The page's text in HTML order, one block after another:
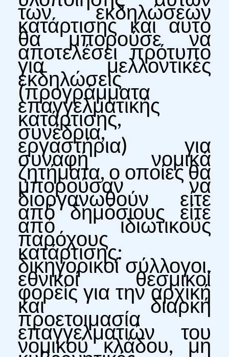
των εκδηλώσεων
κατάρτισης και αυτό
θα μπορούσε να
αποτελέσει πρότυπο
για μελλοντικές
εκδηλώσεις
(προγράμματα
επαγγελματικής
κατάρτισης,
συνέδρια,
εργαστήρια) για
συναφή νομικά
ζητήματα, ο οποίες θα
μπορούσαν να
διοργανωθούν είτε
από δημόσιους είτε
από ιδιωτικούς
παρόχους
κατάρτισης:
δικηγορικοί σύλλογοι,
εθνικοί θεσμικοί
φορείς για την αρχική
και διαρκή
προετοιμασία
επαγγελματιών του
νομικού κλάδου, μη